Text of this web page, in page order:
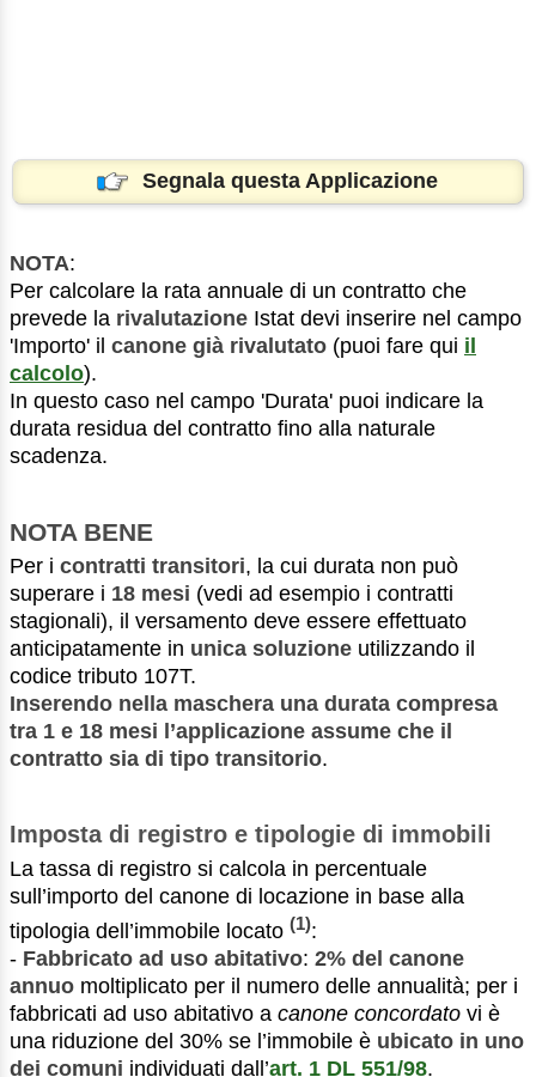
Segnala questa Applicazione
NOTA:
Per calcolare la rata annuale di un contratto che
prevede la rivalutazione Istat devi inserire nel campo
'Importo' il canone già rivalutato (puoi fare qui il
calcolo).
In questo caso nel campo 'Durata' puoi indicare la
durata residua del contratto fino alla naturale
scadenza.
NOTA BENE
Per i contratti transitori, la cui durata non può
superare i 18 mesi (vedi ad esempio i contratti
stagionali), il versamento deve essere effettuato
anticipatamente in unica soluzione utilizzando il
codice tributo 107T.
Inserendo nella maschera una durata compresa
tra 1 e 18 mesi l’applicazione assume che il
contratto sia di tipo transitorio.
Imposta di registro e tipologie di immobili
La tassa di registro si calcola in percentuale
sull’importo del canone di locazione in base alla
tipologia dell’immobile locato (1):
- Fabbricato ad uso abitativo: 2% del canone
annuo moltiplicato per il numero delle annualità; per i
fabbricati ad uso abitativo a canone concordato vi è
una riduzione del 30% se l’immobile è ubicato in uno
dei comuni individuati dall’art. 1 DL 551/98.